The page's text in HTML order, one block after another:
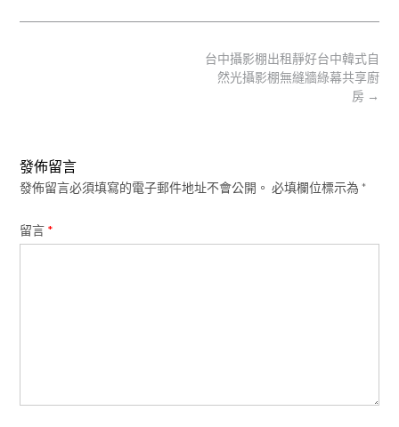
台中攝影棚出租靜好台中韓式自
然光攝影棚無縫牆綠幕共享廚
房 →
發佈留言
發佈留言必須填寫的電子郵件地址不會公開。 必填欄位標示為 *
留言 *